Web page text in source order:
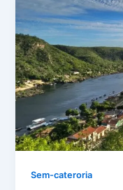
Sem-cateroria